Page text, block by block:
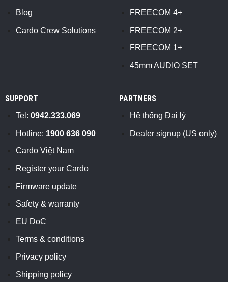
Blog
Cardo Crew Solutions
FREECOM 4+
FREECOM 2+
FREECOM 1+
45mm AUDIO SET
SUPPORT
Tel: 0942.333.069
Hotline: 1900 636 090
Cardo Việt Nam
Register your Cardo
Firmware update
Safety & warranty
EU DoC
Terms & conditions
Privacy policy
Shipping policy
PARTNERS
Hệ thống Đại lý
Dealer signup (US only)